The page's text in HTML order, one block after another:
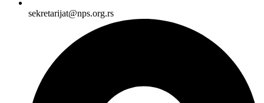
sekretarijat@nps.org.rs